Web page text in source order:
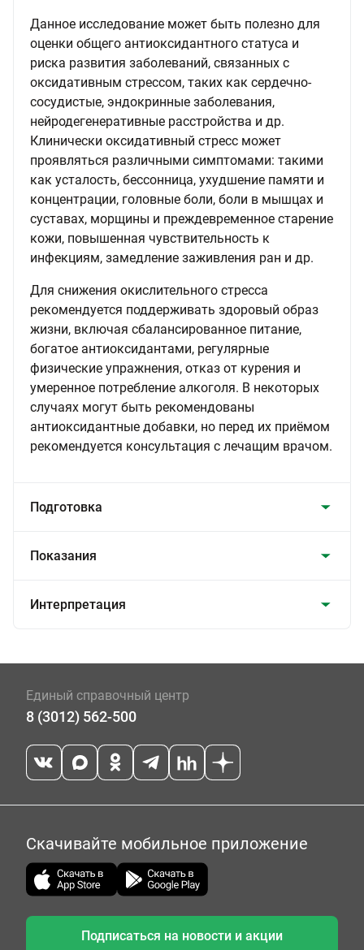
Данное исследование может быть полезно для
оценки общего антиоксидантного статуса и
риска развития заболеваний, связанных с
оксидативным стрессом, таких как сердечно-
сосудистые, эндокринные заболевания,
нейродегенеративные расстройства и др.
Клинически оксидативный стресс может
проявляться различными симптомами: такими
как усталость, бессонница, ухудшение памяти и
концентрации, головные боли, боли в мышцах и
суставах, морщины и преждевременное старение
кожи, повышенная чувствительность к
инфекциям, замедление заживления ран и др.
Для снижения окислительного стресса
рекомендуется поддерживать здоровый образ
жизни, включая сбалансированное питание,
богатое антиоксидантами, регулярные
физические упражнения, отказ от курения и
умеренное потребление алкоголя. В некоторых
случаях могут быть рекомендованы
антиоксидантные добавки, но перед их приёмом
рекомендуется консультация с лечащим врачом.
Подготовка
Показания
Интерпретация
Единый справочный центр
8 (3012) 562-500
Скачивайте мобильное приложение
Подписаться на новости и акции